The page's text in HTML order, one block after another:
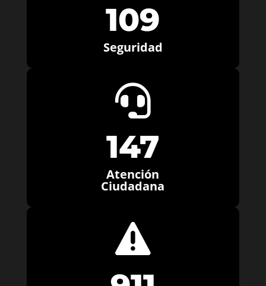
109
Seguridad

147
Atención
Ciudadana
